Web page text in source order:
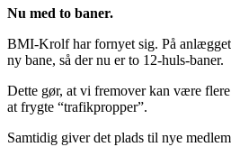
Nu med to baner.
BMI-Krolf har fornyet sig. På
ny bane, så der nu er to 12-huls-baner.
Dette gør, at vi fremover kan være
at frygte “trafikpropper”.
Samtidig giver det plads til nye